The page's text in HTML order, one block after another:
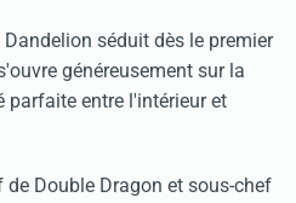
séduit dès le premier
généreusement sur la
parfaite entre l'intérieur et
Double Dragon et sous-chef